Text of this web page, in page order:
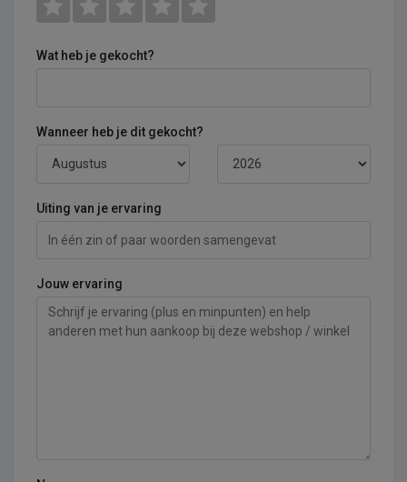
Wat heb je gekocht?
Wanneer heb je dit gekocht?
Uiting van je ervaring
Jouw ervaring